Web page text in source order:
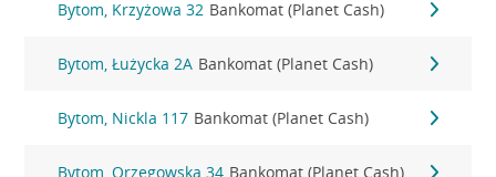
Bytom, Krzyżowa 32 Bankomat (Planet Cash)
Bytom, Łużycka 2A Bankomat (Planet Cash)
Bytom, Nickla 117 Bankomat (Planet Cash)
Bytom, Orzegowska 34 Bankomat (Planet Cash)